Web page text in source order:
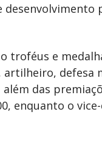
troféus e
defesa
das
enquanto o